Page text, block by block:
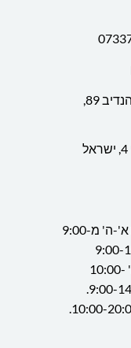
ימים א'-ה' מ9:00-
: א'-ה' 10:00-